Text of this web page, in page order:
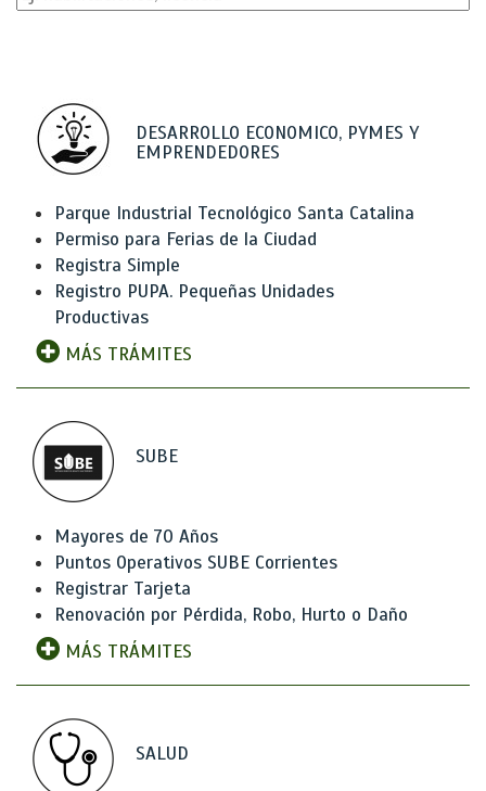
DESARROLLO ECONOMICO, PYMES Y
EMPRENDEDORES
Parque Industrial Tecnológico Santa Catalina
Permiso para Ferias de la Ciudad
Registra Simple
Registro PUPA. Pequeñas Unidades
Productivas
MÁS TRÁMITES
SUBE
Mayores de 70 Años
Puntos Operativos SUBE Corrientes
Registrar Tarjeta
Renovación por Pérdida, Robo, Hurto o Daño
MÁS TRÁMITES
SALUD